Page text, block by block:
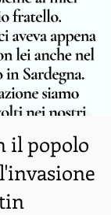
il popolo